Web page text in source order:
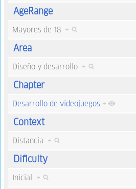
AgeRange
Mayores de 18 +
Area
Diseño y desarrollo +
Chapter
Desarrollo de videojuegos +
Context
Distancia +
Dificulty
Inicial +